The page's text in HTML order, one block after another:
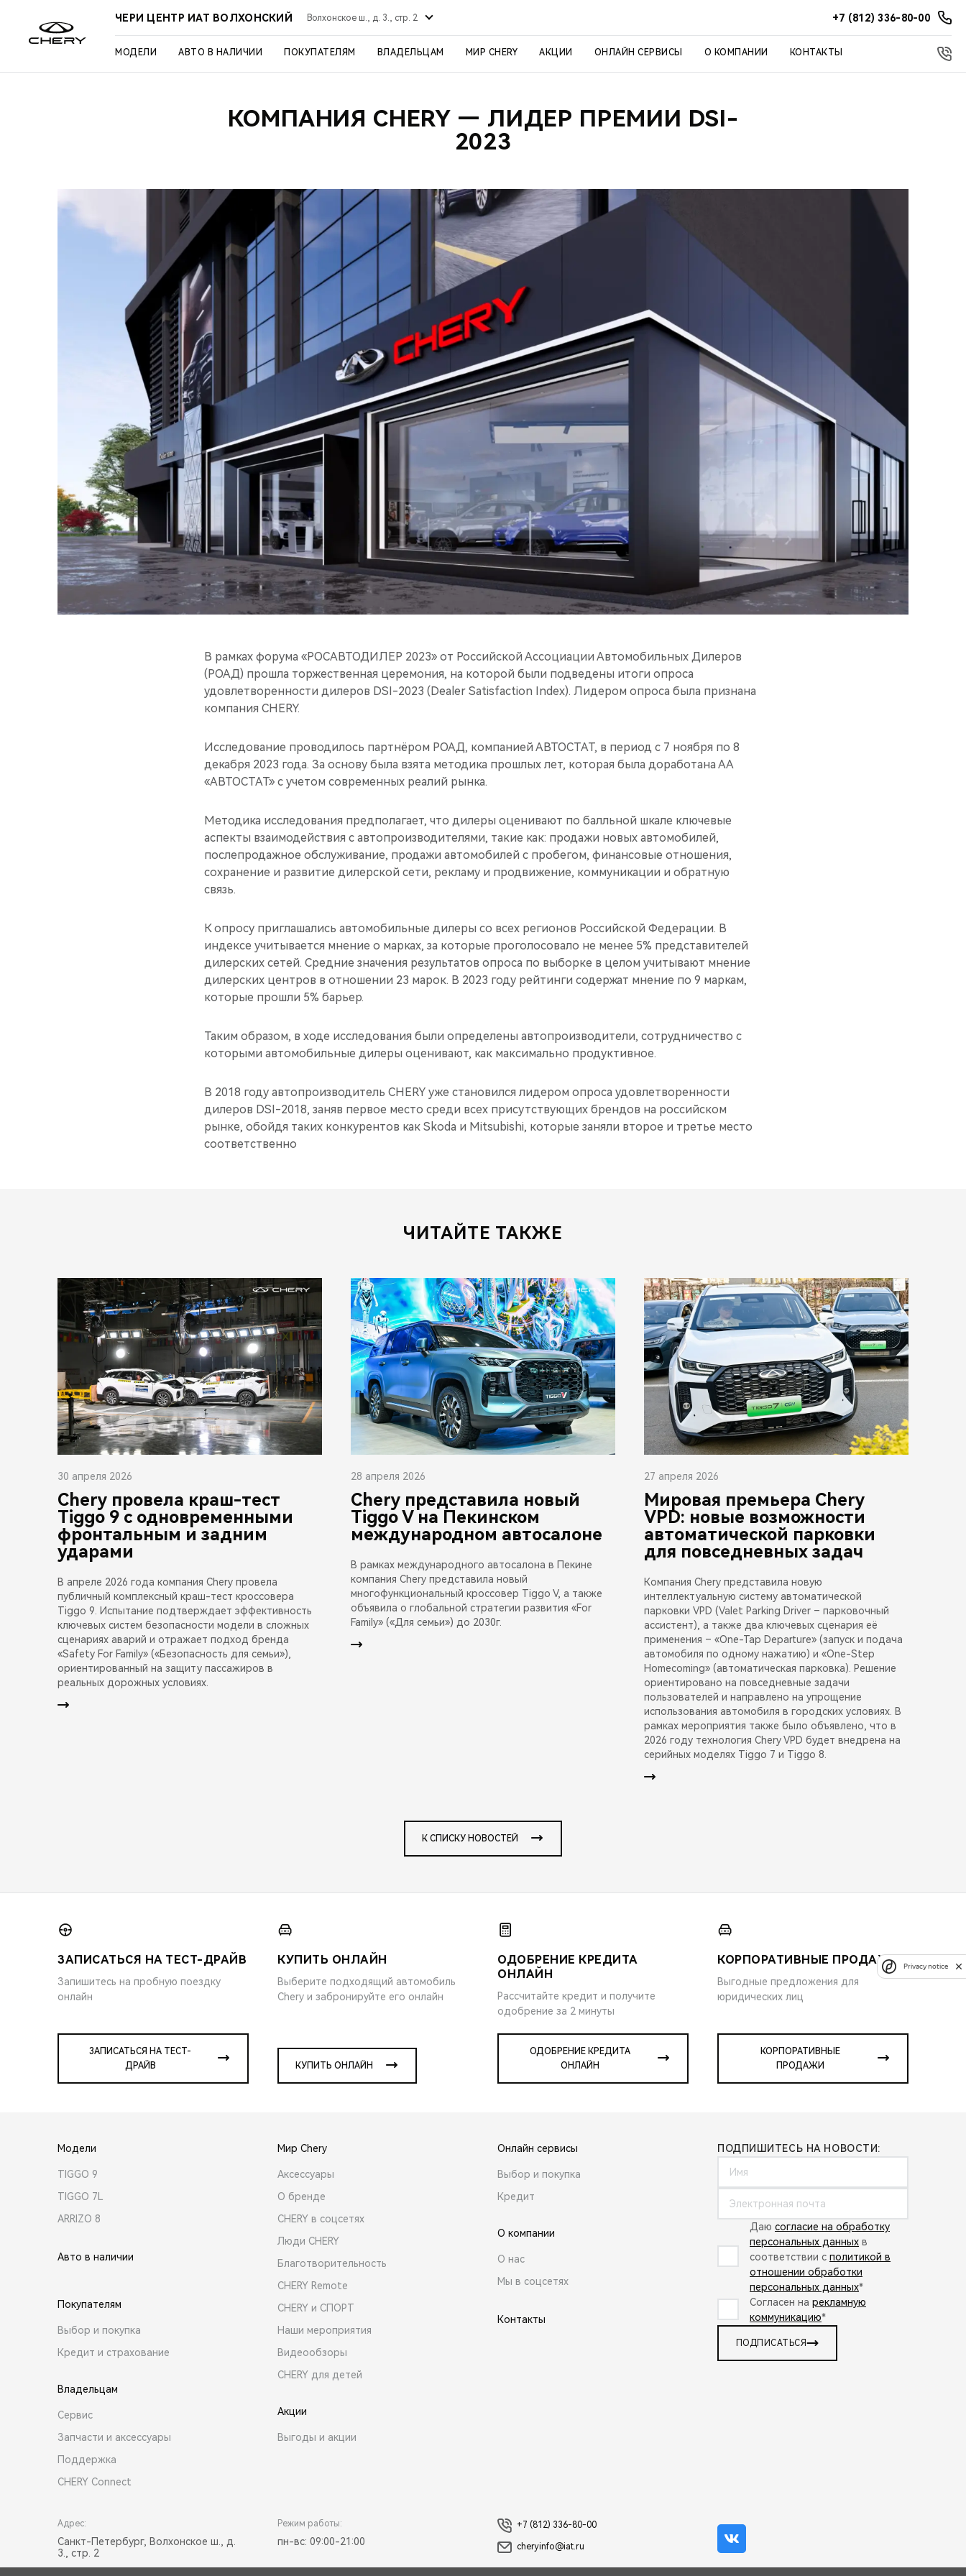
ЧЕРИ ЦЕНТР ИАТ ВОЛХОНСКИЙ Волхонское ш., д. 3., стр. 2 +7 (812) 336-80-00
МОДЕЛИ АВТО В НАЛИЧИИ ПОКУПАТЕЛЯМ ВЛАДЕЛЬЦАМ МИР CHERY АКЦИИ ОНЛАЙН СЕРВИСЫ О КОМПАНИИ КОНТАКТЫ
КОМПАНИЯ CHERY — ЛИДЕР ПРЕМИИ DSI-
2023
В рамках форума «РОСАВТОДИЛЕР 2023» от Российской Ассоциации Автомобильных Дилеров
(РОАД) прошла торжественная церемония, на которой были подведены итоги опроса
удовлетворенности дилеров DSI-2023 (Dealer Satisfaction Index). Лидером опроса была признана
компания CHERY.
Исследование проводилось партнёром РОАД, компанией АВТОСТАТ, в период с 7 ноября по 8
декабря 2023 года. За основу была взята методика прошлых лет, которая была доработана АА
«АВТОСТАТ» с учетом современных реалий рынка.
Методика исследования предполагает, что дилеры оценивают по балльной шкале ключевые
аспекты взаимодействия с автопроизводителями, такие как: продажи новых автомобилей,
послепродажное обслуживание, продажи автомобилей с пробегом, финансовые отношения,
сохранение и развитие дилерской сети, рекламу и продвижение, коммуникации и обратную
связь.
К опросу приглашались автомобильные дилеры со всех регионов Российской Федерации. В
индексе учитывается мнение о марках, за которые проголосовало не менее 5% представителей
дилерских сетей. Средние значения результатов опроса по выборке в целом учитывают мнение
дилерских центров в отношении 23 марок. В 2023 году рейтинги содержат мнение по 9 маркам,
которые прошли 5% барьер.
Таким образом, в ходе исследования были определены автопроизводители, сотрудничество с
которыми автомобильные дилеры оценивают, как максимально продуктивное.
В 2018 году автопроизводитель CHERY уже становился лидером опроса удовлетворенности
дилеров DSI-2018, заняв первое место среди всех присутствующих брендов на российском
рынке, обойдя таких конкурентов как Skoda и Mitsubishi, которые заняли второе и третье место
соответственно
ЧИТАЙТЕ ТАКЖЕ
30 апреля 2026
Chery провела краш-тест
Tiggo 9 с одновременными
фронтальным и задним
ударами
В апреле 2026 года компания Chery провела
публичный комплексный краш-тест кроссовера
Tiggo 9. Испытание подтверждает эффективность
ключевых систем безопасности модели в сложных
сценариях аварий и отражает подход бренда
«Safety For Family» («Безопасность для семьи»),
ориентированный на защиту пассажиров в
реальных дорожных условиях.
28 апреля 2026
Chery представила новый
Tiggo V на Пекинском
международном автосалоне
В рамках международного автосалона в Пекине
компания Chery представила новый
многофункциональный кроссовер Tiggo V, а также
объявила о глобальной стратегии развития «For
Family» («Для семьи») до 2030г.
27 апреля 2026
Мировая премьера Chery
VPD: новые возможности
автоматической парковки
для повседневных задач
Компания Chery представила новую
интеллектуальную систему автоматической
парковки VPD (Valet Parking Driver – парковочный
ассистент), а также два ключевых сценария её
применения – «One-Tap Departure» (запуск и подача
автомобиля по одному нажатию) и «One-Step
Homecoming» (автоматическая парковка). Решение
ориентировано на повседневные задачи
пользователей и направлено на упрощение
использования автомобиля в городских условиях. В
рамках мероприятия также было объявлено, что в
2026 году технология Chery VPD будет внедрена на
серийных моделях Tiggo 7 и Tiggo 8.
К СПИСКУ НОВОСТЕЙ
ЗАПИСАТЬСЯ НА ТЕСТ-ДРАЙВ
Запишитесь на пробную поездку
онлайн
ЗАПИСАТЬСЯ НА ТЕСТ-
ДРАЙВ
КУПИТЬ ОНЛАЙН
Выберите подходящий автомобиль
Chery и забронируйте его онлайн
КУПИТЬ ОНЛАЙН
ОДОБРЕНИЕ КРЕДИТА
ОНЛАЙН
Рассчитайте кредит и получите
одобрение за 2 минуты
ОДОБРЕНИЕ КРЕДИТА
ОНЛАЙН
КОРПОРАТИВНЫЕ ПРОДАЖИ
Выгодные предложения для
юридических лиц
КОРПОРАТИВНЫЕ
ПРОДАЖИ
Модели
TIGGO 9
TIGGO 7L
ARRIZO 8
Авто в наличии
Покупателям
Выбор и покупка
Кредит и страхование
Владельцам
Сервис
Запчасти и аксессуары
Поддержка
CHERY Connect
Мир Chery
Аксессуары
О бренде
CHERY в соцсетях
Люди CHERY
Благотворительность
CHERY Remote
CHERY и СПОРТ
Наши мероприятия
Видеообзоры
CHERY для детей
Акции
Выгоды и акции
Онлайн сервисы
Выбор и покупка
Кредит
О компании
О нас
Мы в соцсетях
Контакты
ПОДПИШИТЕСЬ НА НОВОСТИ:
Даю согласие на обработку
персональных данных в
соответствии с политикой в
отношении обработки
персональных данных*
Согласен на рекламную
коммуникацию*
ПОДПИСАТЬСЯ
Адрес:
Санкт-Петербург, Волхонское ш., д.
3., стр. 2
Режим работы:
пн-вс: 09:00-21:00
+7 (812) 336-80-00
cheryinfo@iat.ru
Privacy notice